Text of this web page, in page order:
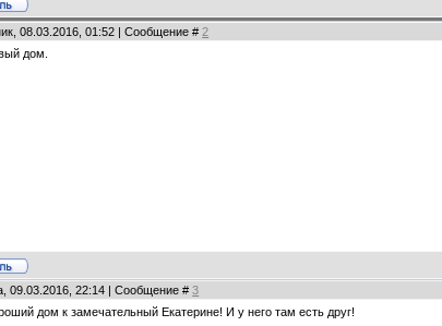
08.03.2016, 01:52 | Сообщение # 2
дом.
09.03.2016, 22:14 | Сообщение #3
дом к замечательный Екатерине! И у него там есть друг!